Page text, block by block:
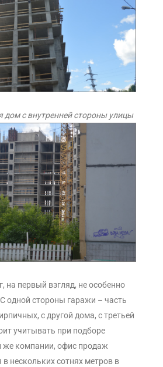
дом с внутренней стороны улицы
на первый взгляд, не особенно
одной стороны гаражи – часть
с другой дома, с третьей
учитывать при подборе
же компании, офис продаж
в нескольких сотнях метров в